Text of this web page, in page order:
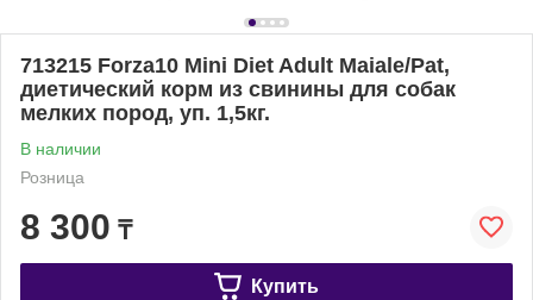
713215 Forza10 Mini Diet Adult Maiale/Pat,
диетический корм из свинины для собак
мелких пород, уп. 1,5кг.
В наличии
Розница
8 300 ₸
Купить